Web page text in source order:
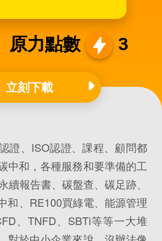
原力點數 3
立刻下載
證、ISO認證、課程、顧問都
中和，各種服務和要準備的工
續報告書、碳盤查、碳足跡、
和、RE100買綠電、能源管理
、TNFD、SBTi等等一大堆